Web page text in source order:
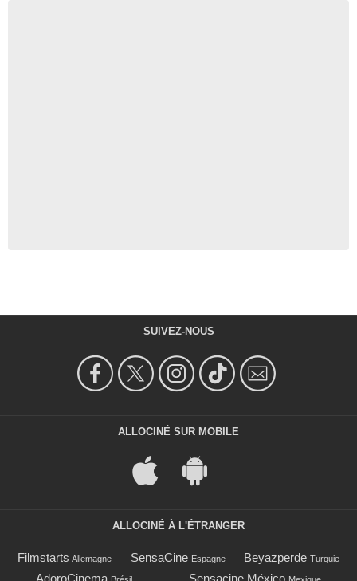
SUIVEZ-NOUS
ALLOCINÉ SUR MOBILE
ALLOCINÉ À L'ÉTRANGER
Filmstarts Allemagne SensaCine Espagne Beyazperde Turquie
AdoroCinema Brésil Sensacine México Mexique